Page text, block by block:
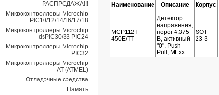
РАСПРОДАЖА!!!
Микроконтроллеры Microchip
PIC10/12/14/16/17/18
Микроконтроллеры Microchip
dsPIC30/33 PIC24
Микроконтроллеры Microchip
PIC32
Микроконтроллеры Microchip
AT (ATMEL)
Отладочные средства
Память
Наименование Описание Корпус
MCP112T-
450E/TT
Детектор
напряжения,
порог 4.375
В, активный
"0", Push-
Pull, MExx
SOT-
23-3